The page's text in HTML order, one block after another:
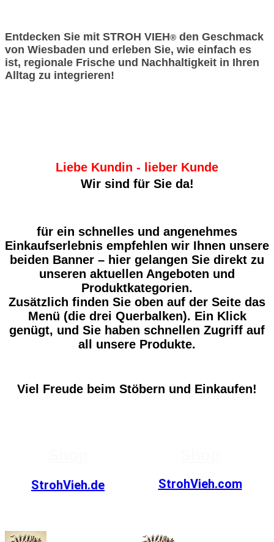
Entdecken Sie mit STROH VIEH® den Geschmack
von Wiesbaden und erleben Sie, wie einfach es
ist, regionale Frische und Nachhaltigkeit in Ihren
Alltag zu integrieren!
Liebe Kundin - lieber Kunde
Wir sind für Sie da!
für ein schnelles und angenehmes
Einkaufserlebnis empfehlen wir Ihnen unsere
beiden Banner – hier gelangen Sie direkt zu
unseren aktuellen Angeboten und
Produktkategorien.
Zusätzlich finden Sie oben auf der Seite das
Menü (die drei Querbalken). Ein Klick
genügt, und Sie haben schnellen Zugriff auf
all unsere Produkte.
Viel Freude beim Stöbern und Einkaufen!
StrohVieh.de StrohVieh.com